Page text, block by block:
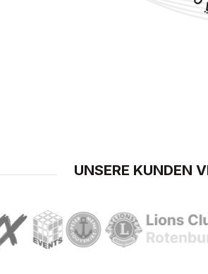
UNSERE KUNDEN